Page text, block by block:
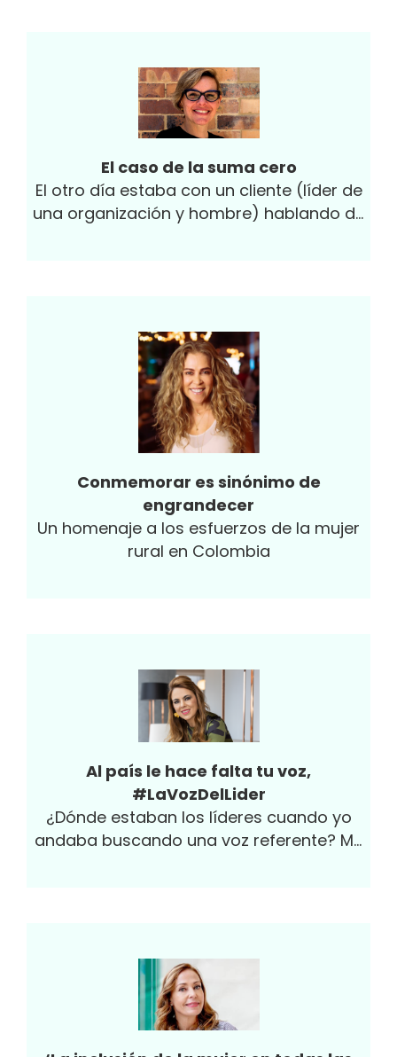
El caso de la suma cero
El otro día estaba con un cliente (líder de
una organización y hombre) hablando de
Conmemorar es sinónimo de
engrandecer
Un homenaje a los esfuerzos de la mujer
rural en Colombia
Al país le hace falta tu voz,
#LaVozDelLider
¿Dónde estaban los líderes cuando yo
andaba buscando una voz referente? Me